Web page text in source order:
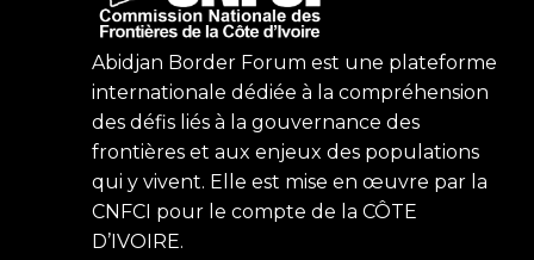
Abidjan Border Forum est une plateforme
internationale dédiée à la compréhension
des défis liés à la gouvernance des
frontières et aux enjeux des populations
qui y vivent. Elle est mise en œuvre par la
CNFCI pour le compte de la CÔTE
D’IVOIRE.